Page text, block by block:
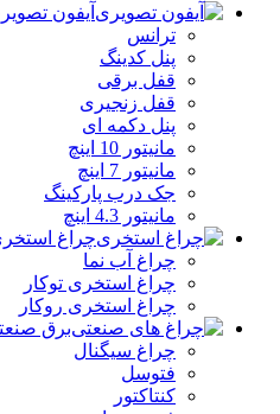
آیفون
ترانس
پنل کدینگ
قفل برقی
قفل زنجیری
پنل دکمه‌ ای
مانیتور 10 اینچ
مانیتور 7 اینچ
جک درب پارکینگ
مانیتور 4.3 اینچ
چراغ
چراغ آب نما
چراغ استخری توکار
چراغ استخری روکار
برق
چراغ سیگنال
فتوسل
کنتاکتور